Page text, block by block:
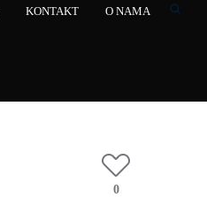
KONTAKT O NAMA
0